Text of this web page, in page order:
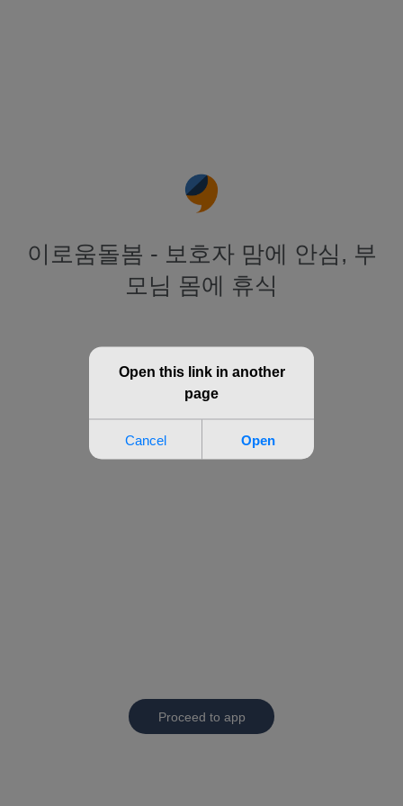
이로움돌봄 - 보호자 맘에 안심, 부
모님 몸에 휴식
Proceed to app